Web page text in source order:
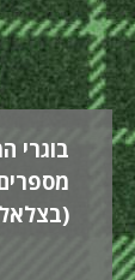
בוגרי